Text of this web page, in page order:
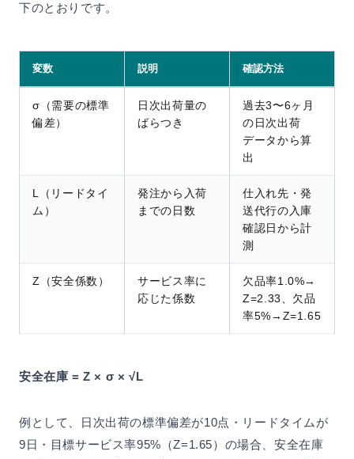
下のとおりです。
変数 説明 確認方法
σ（需要の標準
偏差）
日次出荷量の
ばらつき
過去3〜6ヶ月
の日次出荷
データから算
出
L（リードタイ
ム）
発注から入荷
までの日数
仕入れ先・発
送代行の入庫
確認日から計
測
Z（安全係数）
サービス率に
応じた係数
欠品率1.0%→
Z=2.33、欠品
率5%→Z=1.65
安全在庫 = Z × σ × √L
例として、日次出荷の標準偏差が10点・リードタイムが
9日・目標サービス率95%（Z=1.65）の場合、安全在庫